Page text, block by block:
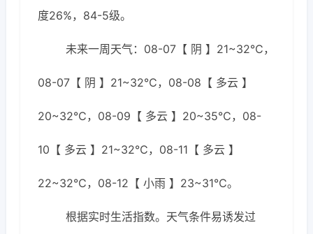
度26%，84-5级。
未来一周天气：08-07【 阴 】21~32℃，
08-07【 阴 】21~32℃，08-08【 多云 】
20~32℃，08-09【 多云 】20~35℃，08-
10【 多云 】21~32℃，08-11【 多云 】
22~32℃，08-12【 小雨 】23~31℃。
根据实时生活指数。天气条件易诱发过